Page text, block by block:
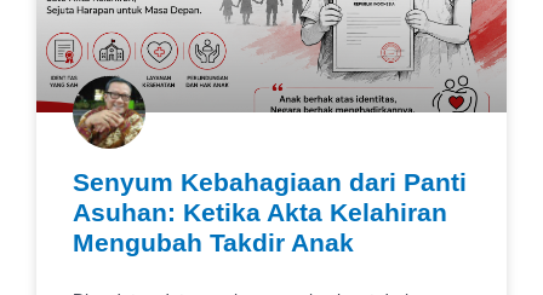
Senyum Kebahagiaan dari Panti
Asuhan: Ketika Akta Kelahiran
Mengubah Takdir Anak